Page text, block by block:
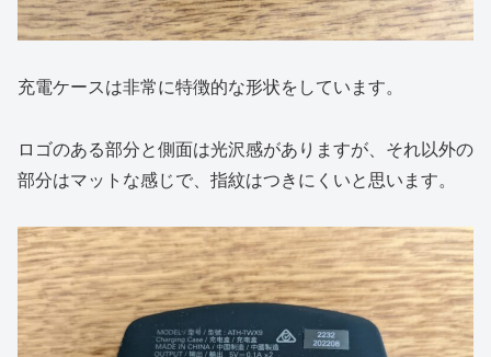
充電ケースは非常に特徴的な形状をしています。
ロゴのある部分と側面は光沢感がありますが、それ以外の
部分はマットな感じで、指紋はつきにくいと思います。